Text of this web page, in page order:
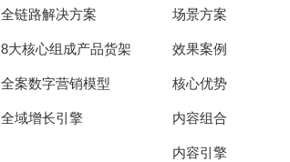
全链路解决方案
8大核心组成产品货架
全案数字营销模型
全域增长引擎
场景方案
效果案例
核心优势
内容组合
内容引擎